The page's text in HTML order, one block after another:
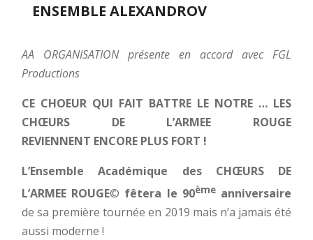
ENSEMBLE ALEXANDROV
AA ORGANISATION présente en accord avec FGL
Productions
CE CHOEUR QUI FAIT BATTRE LE NOTRE … LES
CHŒURS DE L’ARMEE ROUGE
REVIENNENT ENCORE PLUS FORT !
L’Ensemble Académique des CHŒURS DE
L’ARMEE ROUGE© fêtera le 90èmeanniversaire
de sa première tournée en 2019 mais n’a jamais été
aussi moderne !